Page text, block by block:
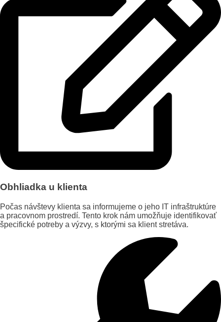
Obhliadka u klienta
Počas návštevy klienta sa informujeme o jeho IT infraštruktúre
a pracovnom prostredí. Tento krok nám umožňuje identifikovať
špecifické potreby a výzvy, s ktorými sa klient stretáva.